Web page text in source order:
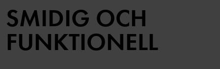
SMIDIG OCH
FUNKTIONELL